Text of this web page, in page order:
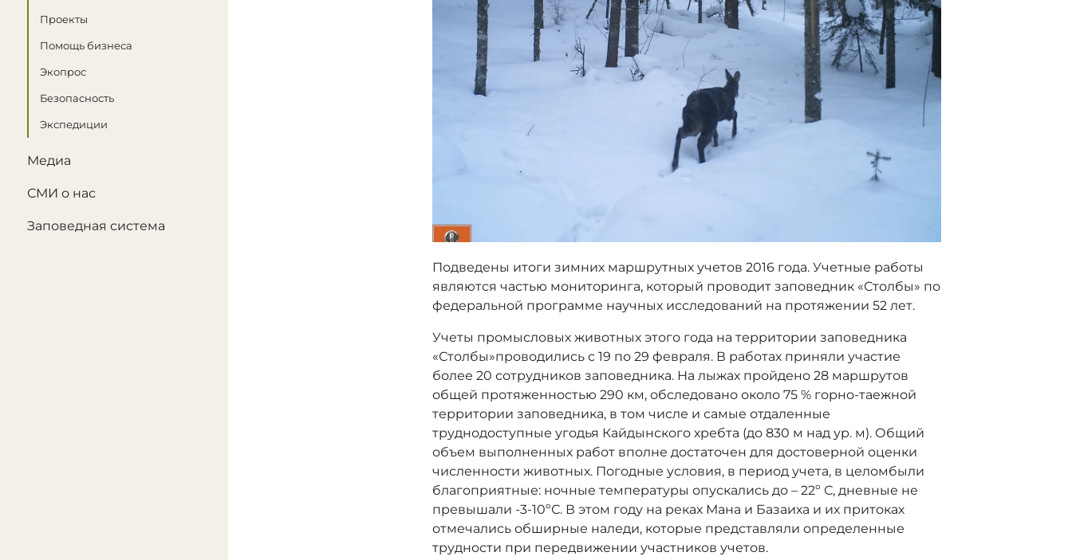
Проекты
Помощь бизнеса
Экопрос
Безопасность
Экспедиции
Медиа
СМИ о нас
Заповедная система
Подведены итоги зимних маршрутных учетов 2016 года. Учетные работы
являются частью мониторинга, который проводит заповедник «Столбы» по
федеральной программе научных исследований на протяжении 52 лет.
Учеты промысловых животных этого года на территории заповедника
«Столбы»проводились с 19 по 29 февраля. В работах приняли участие
более 20 сотрудников заповедника. На лыжах пройдено 28 маршрутов
общей протяженностью 290 км, обследовано около 75 % горно-таежной
территории заповедника, в том числе и самые отдаленные
труднодоступные угодья Кайдынского хребта (до830 м над ур. м). Общий
объем выполненных работ вполне достаточен для достоверной оценки
численности животных. Погодные условия, в период учета, в целомбыли
благоприятные: ночные температуры опускались до – 22º С, дневные не
превышали -3-10ºС. В этом году на реках Мана и Базаиха и их притоках
отмечались обширные наледи, которые представляли определенные
трудности при передвижении участников учетов.